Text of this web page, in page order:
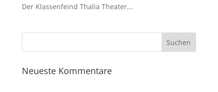
Der Klassenfeind Thalia Theater...
Neueste Kommentare